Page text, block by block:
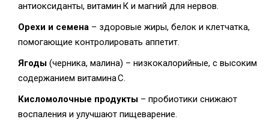
антиоксиданты, витамин К и магний для нервов.
Орехи и семена – здоровые жиры, белок и клетчатка,
помогающие контролировать аппетит.
Ягоды (черника, малина) – низкокалорийные, с высоким
содержанием витамина С.
Кисломолочные продукты – пробиотики снижают
воспаления и улучшают пищеварение.